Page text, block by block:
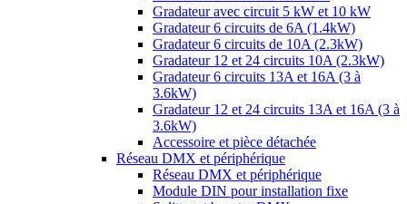
Gradateur avec circuit 5 kW et 10 kW
Gradateur 6 circuits de 6A (1.4kW)
Gradateur 6 circuits de 10A (2.3kW)
Gradateur 12 et 24 circuits 10A (2.3kW)
Gradateur 6 circuits 13A et 16A (3 à
3.6kW)
Gradateur 12 et 24 circuits 13A et 16A (3 à
3.6kW)
Accessoire et pièce détachée
Réseau DMX et périphérique
Réseau DMX et périphérique
Module DIN pour installation fixe